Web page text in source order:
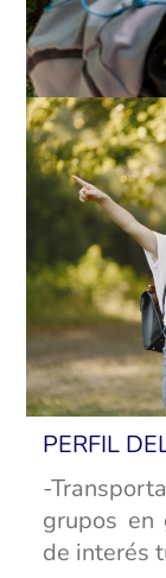
PERFIL
-
grupos en
de interés